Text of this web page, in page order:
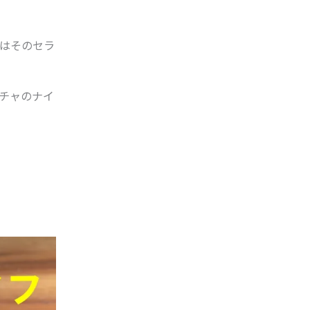
そのセラ
ャのナイ